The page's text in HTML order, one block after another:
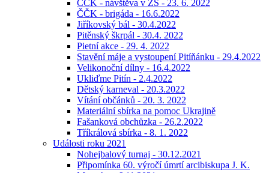
ČČK - návštěva v ZŠ - 23. 6. 2022
ČČK - brigáda - 16.6.2022
Jiříkovský bál - 30.4.2022
Pitěnský škrpál - 30.4. 2022
Pietní akce - 29. 4. 2022
Stavění máje a vystoupení Pitíňánku - 29.4.2022
Velikonoční dílny - 16.4.2022
Ukliďme Pitín - 2.4.2022
Dětský karneval - 20.3.2022
Vítání občánků - 20. 3. 2022
Materiální sbírka na pomoc Ukrajině
Fašanková obchůzka - 26.2.2022
Tříkrálová sbírka - 8. 1. 2022
Události roku 2021
Nohejbalový turnaj - 30.12.2021
Připomínka 60. výročí úmrtí arcibiskupa J. K.